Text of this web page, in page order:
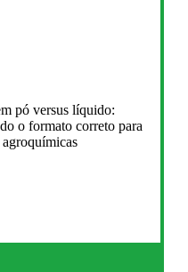
pó versus líquido:
o formato correto para